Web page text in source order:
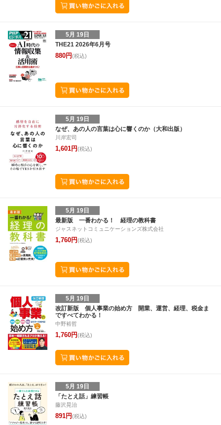
5月 19日
THE21 2026年6月号
880円(税込)
5月 19日
なぜ、あの人の言葉は心に響くのか（大和出版）
川岸宏司
1,601円(税込)
5月 19日
最新版 一番わかる！ 経理の教科書
ジャスネットコミュニケーションズ株式会社
1,760円(税込)
5月 19日
改訂新版 個人事業の始め方 開業、運営、経理、税金ま
ですべてわかる！
中野裕哲
1,760円(税込)
5月 19日
「たとえ話」練習帳
藤沢晃治
891円(税込)